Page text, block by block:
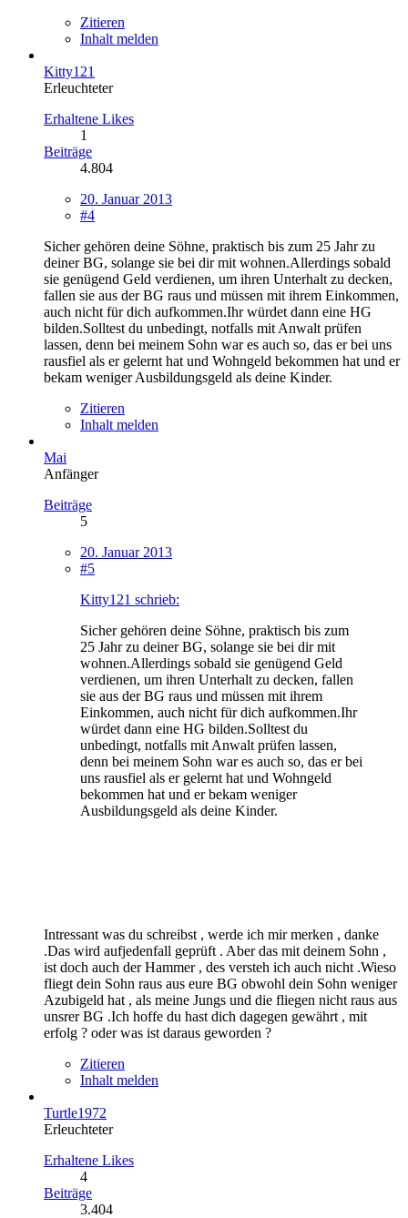
Zitieren
Inhalt melden
Kitty121
Erleuchteter
Erhaltene Likes
1
Beiträge
4.804
20. Januar 2013
#4
Sicher gehören deine Söhne, praktisch bis zum 25 Jahr zu
deiner BG, solange sie bei dir mit wohnen.Allerdings sobald
sie genügend Geld verdienen, um ihren Unterhalt zu decken,
fallen sie aus der BG raus und müssen mit ihrem Einkommen,
auch nicht für dich aufkommen.Ihr würdet dann eine HG
bilden.Solltest du unbedingt, notfalls mit Anwalt prüfen
lassen, denn bei meinem Sohn war es auch so, das er bei uns
rausfiel als er gelernt hat und Wohngeld bekommen hat und er
bekam weniger Ausbildungsgeld als deine Kinder.
Zitieren
Inhalt melden
Mai
Anfänger
Beiträge
5
20. Januar 2013
#5
Kitty121 schrieb:
Sicher gehören deine Söhne, praktisch bis zum
25 Jahr zu deiner BG, solange sie bei dir mit
wohnen.Allerdings sobald sie genügend Geld
verdienen, um ihren Unterhalt zu decken, fallen
sie aus der BG raus und müssen mit ihrem
Einkommen, auch nicht für dich aufkommen.Ihr
würdet dann eine HG bilden.Solltest du
unbedingt, notfalls mit Anwalt prüfen lassen,
denn bei meinem Sohn war es auch so, das er bei
uns rausfiel als er gelernt hat und Wohngeld
bekommen hat und er bekam weniger
Ausbildungsgeld als deine Kinder.
Intressant was du schreibst , werde ich mir merken , danke
.Das wird aufjedenfall geprüft . Aber das mit deinem Sohn ,
ist doch auch der Hammer , des versteh ich auch nicht .Wieso
fliegt dein Sohn raus aus eure BG obwohl dein Sohn weniger
Azubigeld hat , als meine Jungs und die fliegen nicht raus aus
unsrer BG .Ich hoffe du hast dich dagegen gewährt , mit
erfolg ? oder was ist daraus geworden ?
Zitieren
Inhalt melden
Turtle1972
Erleuchteter
Erhaltene Likes
4
Beiträge
3.404